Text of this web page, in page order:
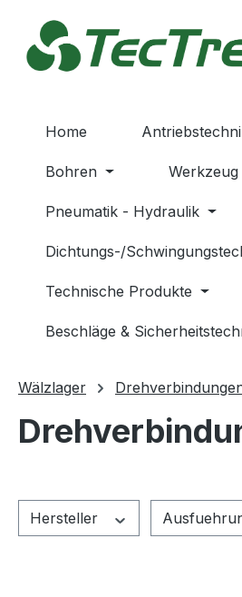
Hauptinhalt springen
Zur Suche springen
Zur Hauptnavigation springen
Home
Bohren Werkzeug
Pneumatik - Hydraulik
Dichtungs-/
Technische Produkte
Beschläge &
Wälzlager
Hersteller